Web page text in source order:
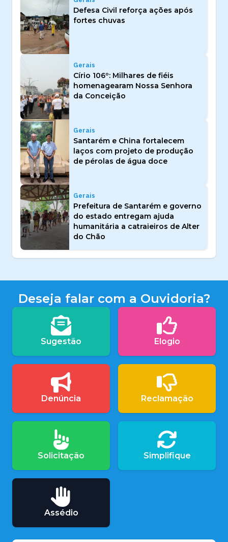
Defesa Civil reforça ações após
fortes chuvas
Gerais
Círio 106º: Milhares de fiéis
homenagearam Nossa Senhora
da Conceição
Gerais
Santarém e China fortalecem
laços com projeto de produção
de pérolas de água doce
Gerais
Prefeitura de Santarém e governo
do estado entregam ajuda
humanitária a catraieiros de Alter
do Chão
Deseja falar com a Ouvidoria?
Sugestão Elogio
Denúncia Reclamação
Solicitação Simplifique
Assédio